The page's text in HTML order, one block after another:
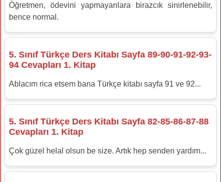
Öğretmen, ödevini yapmayanlara birazcık sinirlenebilir,
bence normal.
5. Sınıf Türkçe Ders Kitabı Sayfa 89-90-91-92-93-
94 Cevapları 1. Kitap
Ablacım rica etsem bana Türkçe kitabı sayfa 91 ve 92...
5. Sınıf Türkçe Ders Kitabı Sayfa 82-85-86-87-88
Cevapları 1. Kitap
Çok güzel helal olsun be size. Artık hep senden yardım...